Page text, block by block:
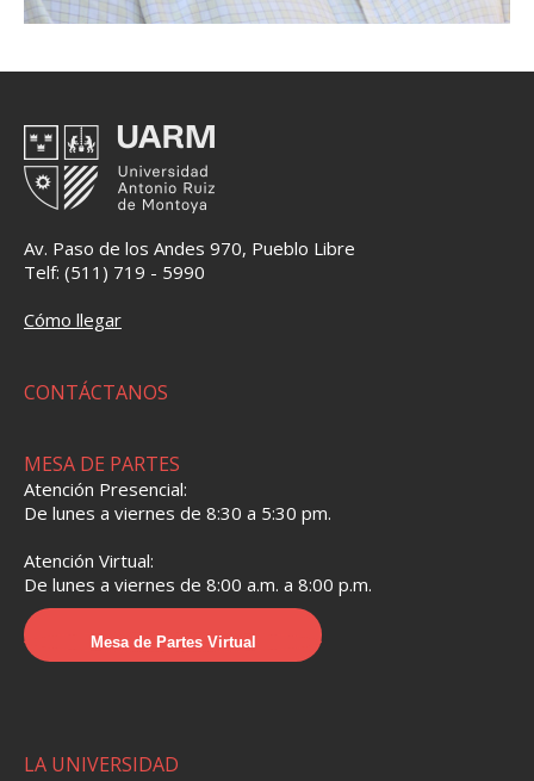
Av. Paso de los Andes 970, Pueblo Libre
Telf: (511) 719 - 5990
Cómo llegar
CONTÁCTANOS
MESA DE PARTES
Atención Presencial:
De lunes a viernes de 8:30 a 5:30 pm.
Atención Virtual:
De lunes a viernes de 8:00 a.m. a 8:00 p.m.
Mesa de Partes Virtual
LA UNIVERSIDAD